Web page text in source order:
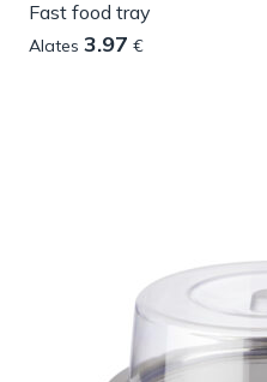
Fast food tray
Alates 3.97 €